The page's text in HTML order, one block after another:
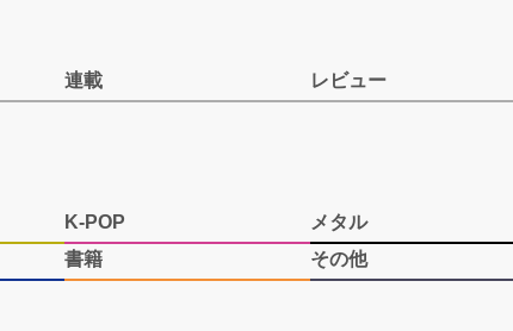
連載 レビュー
K-POP メタル
書籍 その他